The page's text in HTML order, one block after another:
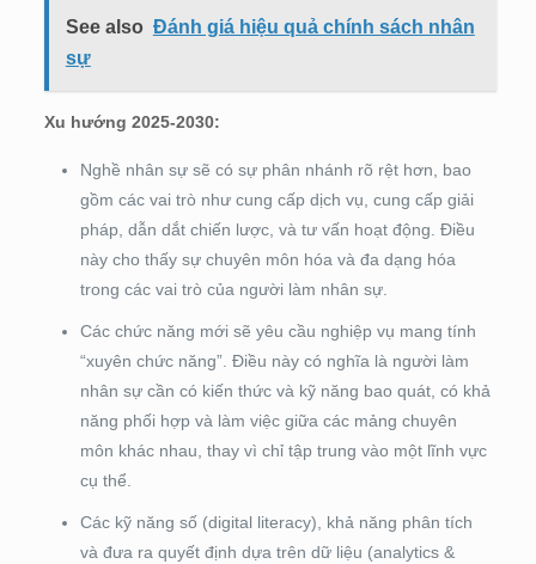
See also Đánh giá hiệu quả chính sách nhân
sự
Xu hướng 2025-2030:
Nghề nhân sự sẽ có sự phân nhánh rõ rệt hơn, bao
gồm các vai trò như cung cấp dịch vụ, cung cấp giải
pháp, dẫn dắt chiến lược, và tư vấn hoạt động. Điều
này cho thấy sự chuyên môn hóa và đa dạng hóa
trong các vai trò của người làm nhân sự.
Các chức năng mới sẽ yêu cầu nghiệp vụ mang tính
“xuyên chức năng”. Điều này có nghĩa là người làm
nhân sự cần có kiến thức và kỹ năng bao quát, có khả
năng phối hợp và làm việc giữa các mảng chuyên
môn khác nhau, thay vì chỉ tập trung vào một lĩnh vực
cụ thể.
Các kỹ năng số (digital literacy), khả năng phân tích
và đưa ra quyết định dựa trên dữ liệu (analytics &